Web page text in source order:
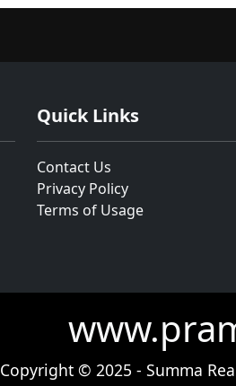
Quick Links
Contact Us
Privacy Policy
Terms of Usage
Copyright © 2025 - Summa